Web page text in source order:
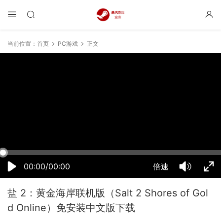
当前位置： 首页 PC游戏 正文
00:00/00:00 倍速
50% 75% 100%
盐 2：黄金海岸联机版（Salt 2 Shores of Gol
d Online）免安装中文版下载